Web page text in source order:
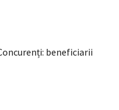
beneficiarii